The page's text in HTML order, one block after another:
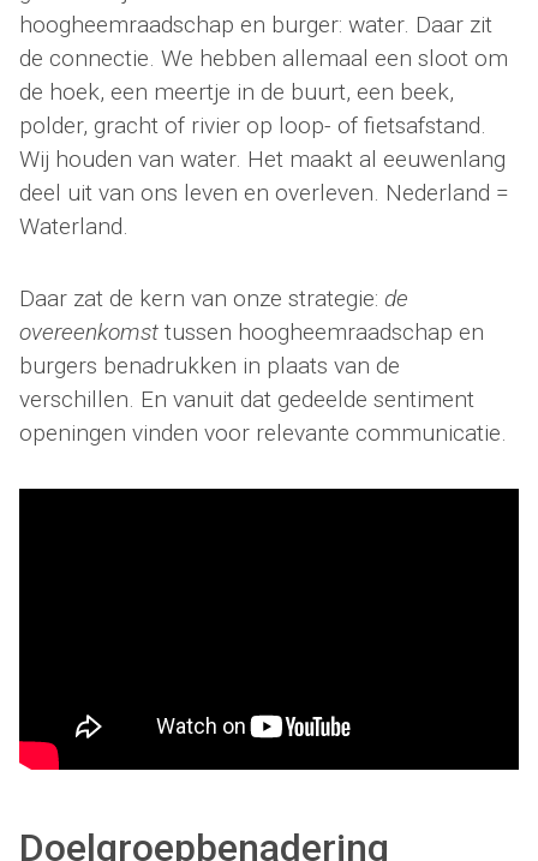
hoogheemraadschap en burger: water. Daar zit
de connectie. We hebben allemaal een sloot om
de hoek, een meertje in de buurt, een beek,
polder, gracht of rivier op loop- of fietsafstand.
Wij houden van water. Het maakt al eeuwenlang
deel uit van ons leven en overleven. Nederland =
Waterland.
Daar zat de kern van onze strategie: de
overeenkomst tussen hoogheemraadschap en
burgers benadrukken in plaats van de
verschillen. En vanuit dat gedeelde sentiment
openingen vinden voor relevante communicatie.
Doelgroepbenadering